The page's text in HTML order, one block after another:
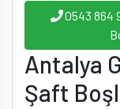
0543 864
Antalya
Şaft